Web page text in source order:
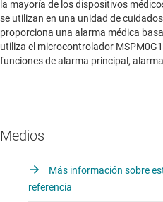
la mayoría de los dispositivos
se utilizan en una unidad de
proporciona una alarma médica
utiliza el microcontrolador
funciones de alarma principal,
Medios
Más información sobre
referencia